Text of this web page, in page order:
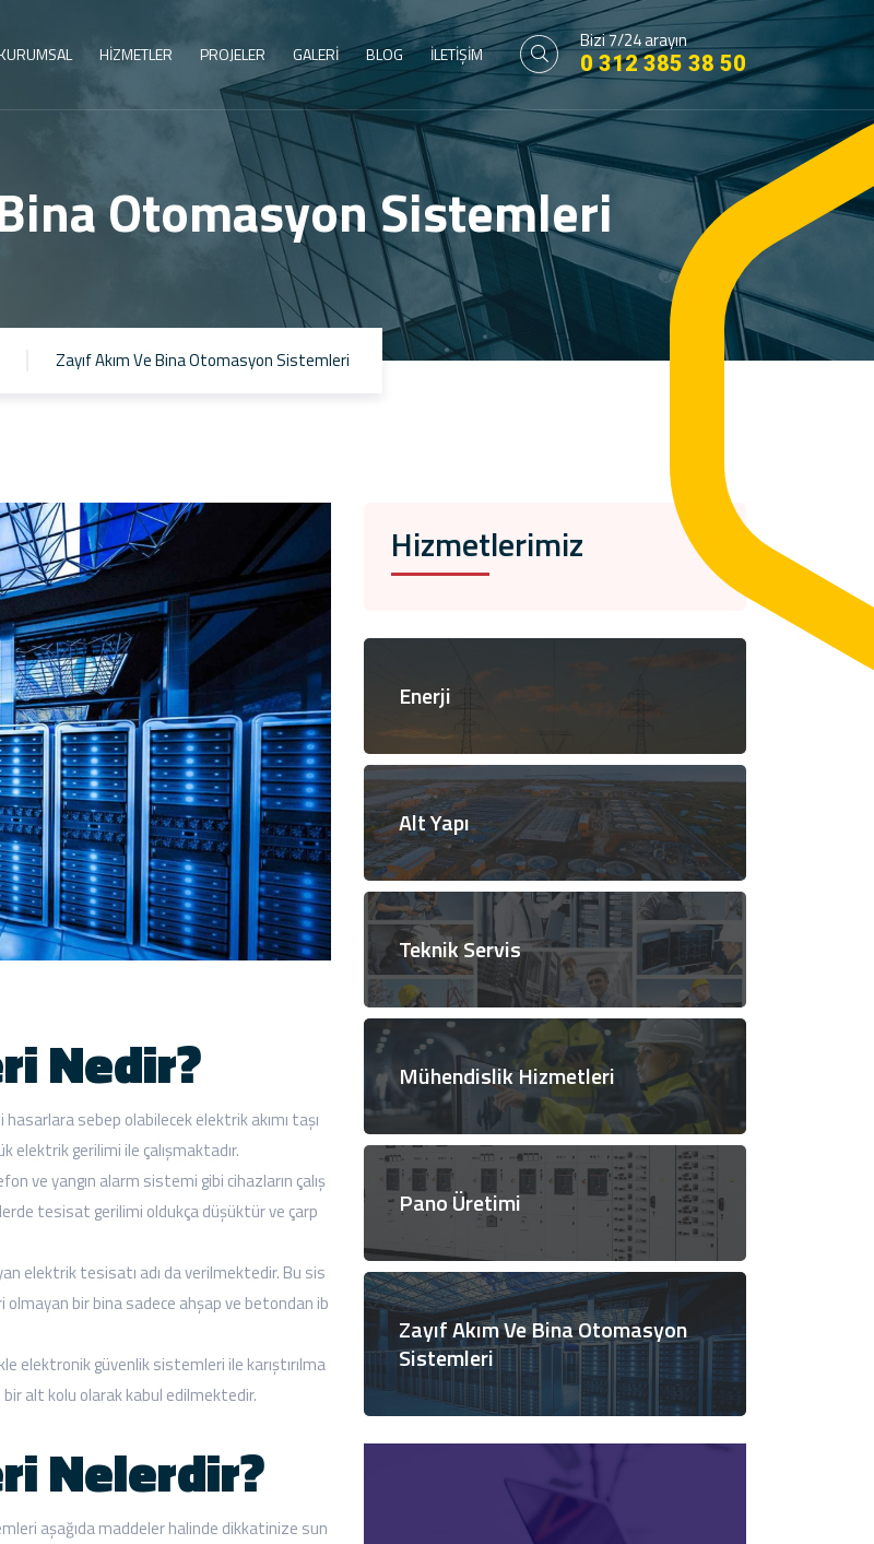
HİZMETLER PROJELER GALERİ BLOG İLETİŞİM
Bizi 7/24 arayın
0 312 385 38 50
Otomasyon Sistemleri
Zayıf Akım Ve Bina Otomasyon Sistemleri
Nedir?
sebep olabilecek elektrik akımı taşı
gerilimi ile çalışmaktadır.
ve yangın alarm sistemi gibi cihazların çalış
tesisat gerilimi oldukça düşüktür ve çarp
elektrik tesisatı adı da verilmektedir. Bu sis
bir bina sadece ahşap ve betondan ib
elektronik güvenlik sistemleri ile karıştırılma
alt kolu olarak kabul edilmektedir.
Nelerdir?
aşağıda maddeler halinde dikkatinize sun
Hizmetlerimiz
Enerji
Alt Yapı
Teknik Servis
Mühendislik Hizmetleri
Pano Üretimi
Zayıf Akım Ve Bina Otomasyon
Sistemleri